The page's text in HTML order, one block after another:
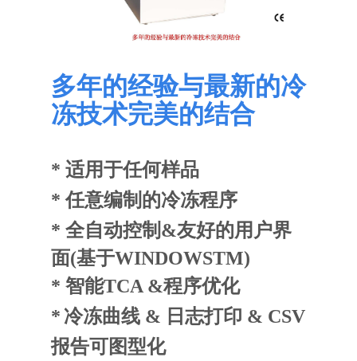
多年的经验与最新的冷
冻技术完美的结合
* 适用于任何样品
*任意编制的冷冻程序
* 全自动控制 &友好的用户界
面(基于WINDOWSTM)
* 智能TCA &程序优化
*冷冻曲线 & 日志打印 & CSV
报告可图型化